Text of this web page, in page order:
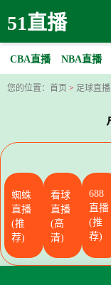
51直播
CBA直播 NBA直播
您的位置： 首页 > 足球直播
蜘蛛
直播
(推
荐)
看球
直播
(高
清)
688
直播
(推
荐)